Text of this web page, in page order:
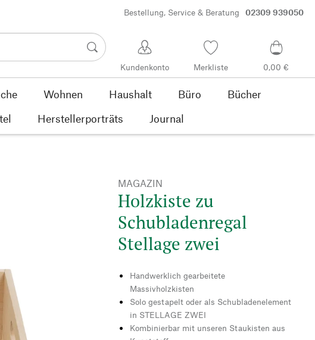
Bestellung, Service & Beratung 02309 939050
Kundenkonto Merkliste 0,00 €
Wohnen Haushalt Büro
Bücher
Herstellerporträts Journal
MAGAZIN
Holzkiste zu
Schubladenregal
Stellage zwei
Handwerklich gearbeitete
Massivholzkisten
Solo gestapelt oder als Schubladenelement
in STELLAGE ZWEI
Kombinierbar mit unseren Staukisten aus